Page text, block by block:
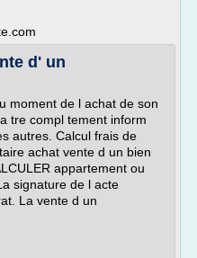
d' un
moment de l achat de son
tre compl tement inform
autres. Calcul frais de
achat vente d un bien
appartement ou
signature de l acte
La vente d un